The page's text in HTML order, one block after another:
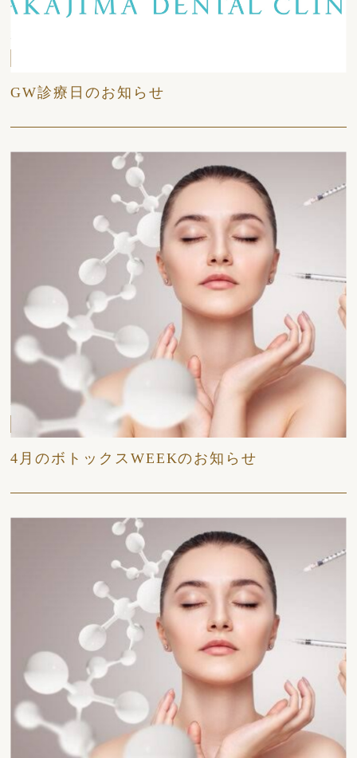
GW診療日のお知らせ
2026/04/13
日々
4月のボトックスWEEKのお知らせ